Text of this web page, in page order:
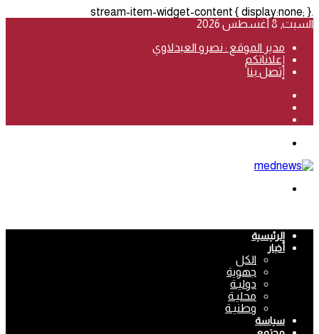
.stream-item-widget-content { display:none; }
السبت, 8 أغسطس 2026
مدير الموقع : نصرو العبدلاوي
إعلاناتكم
إتصل بنا
الرئيسية
أخبار
الكل
جهوية
دوليـة
محليـة
وطنيـة
سياسة